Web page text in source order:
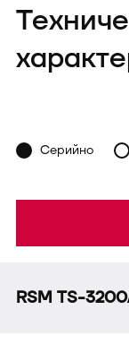
RSM TS-
Серийно